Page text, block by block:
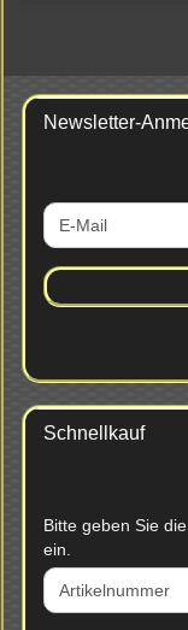
Newsletter-
WEITER
ZUR
NEWSLETTER-
ANMELDUNG
E-
Mail
Schnellkauf
BITTE
GEBEN
SIE
DIE
Bitte geben Sie
ein.